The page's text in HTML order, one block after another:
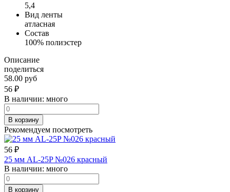
5,4
Вид ленты
атласная
Состав
100% полиэстер
Описание
поделиться
58.00 руб
56 ₽
В наличии: много
В корзину
Рекомендуем посмотреть
56 ₽
25 мм AL-25P №026 красный
В наличии: много
В корзину